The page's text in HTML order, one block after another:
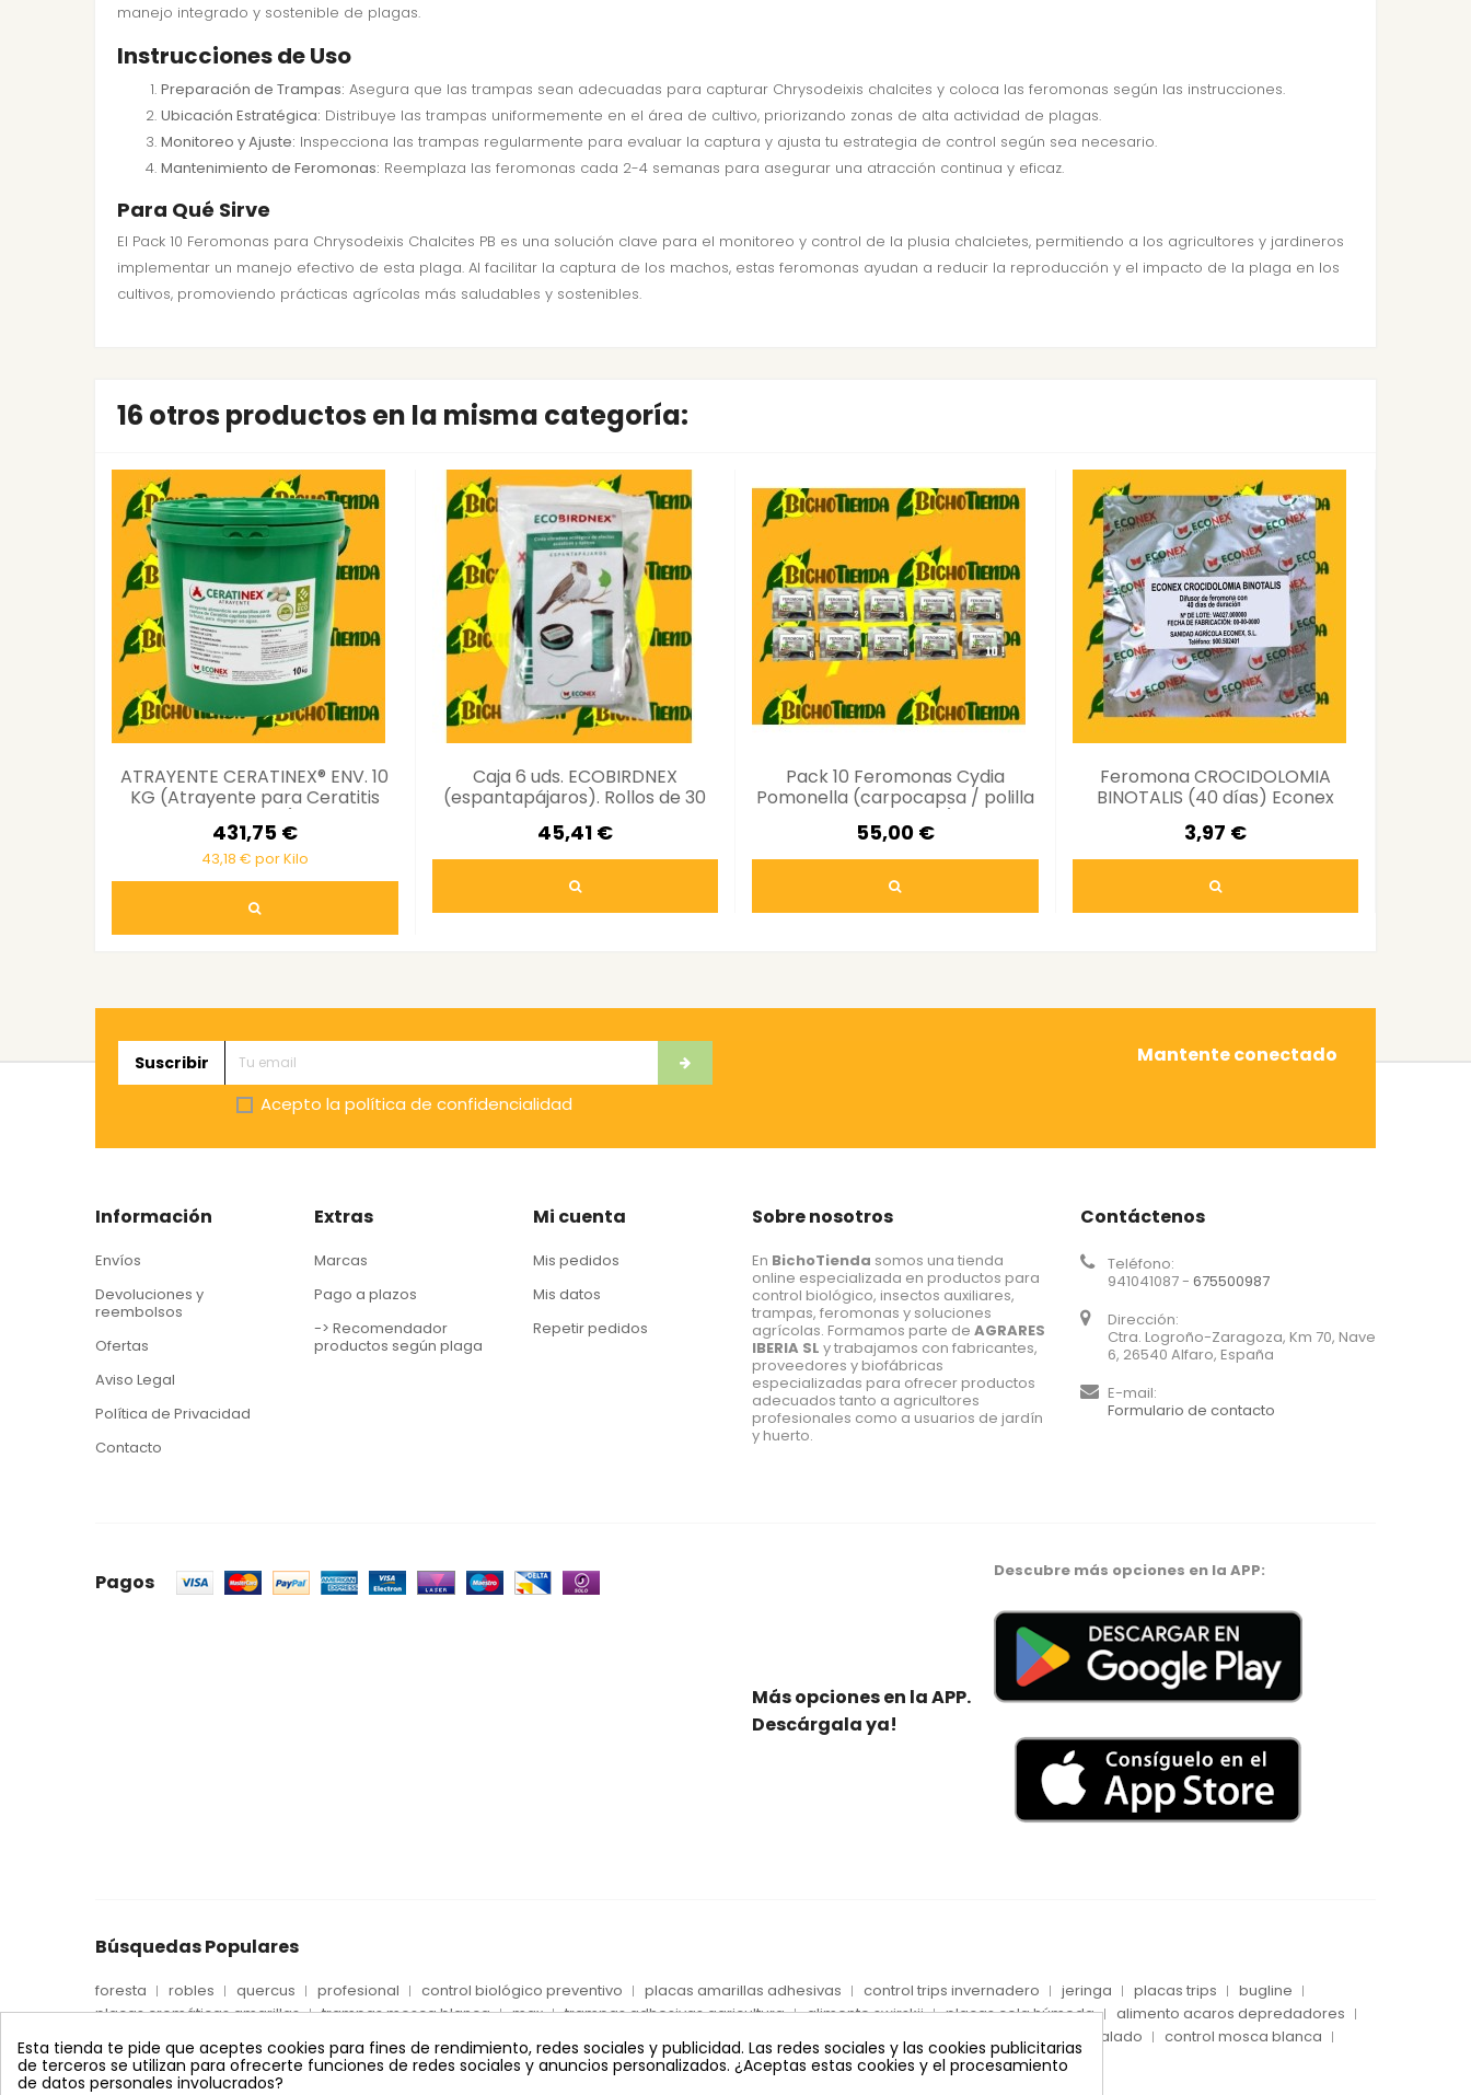
manejo integrado y sostenible de plagas.
Instrucciones de Uso
Preparación de Trampas: Asegura que las trampas sean adecuadas para capturar Chrysodeixis chalcites y coloca las feromonas según las instrucciones.
Ubicación Estratégica: Distribuye las trampas uniformemente en el área de cultivo, priorizando zonas de alta actividad de plagas.
Monitoreo y Ajuste: Inspecciona las trampas regularmente para evaluar la captura y ajusta tu estrategia de control según sea necesario.
Mantenimiento de Feromonas: Reemplaza las feromonas cada 2-4 semanas para asegurar una atracción continua y eficaz.
Para Qué Sirve
El Pack 10 Feromonas para Chrysodeixis Chalcites PB es una solución clave para el monitoreo y control de la plusia chalcietes, permitiendo a los agricultores y jardineros
implementar un manejo efectivo de esta plaga. Al facilitar la captura de los machos, estas feromonas ayudan a reducir la reproducción y el impacto de la plaga en los
cultivos, promoviendo prácticas agrícolas más saludables y sostenibles.
16 otros productos en la misma categoría:
ATRAYENTE CERATINEX® ENV. 10
KG (Atrayente para Ceratitis
capitata)
431,75 €
43,18 € por Kilo
Caja 6 uds. ECOBIRDNEX
(espantapájaros). Rollos de 30
45,41 €
Pack 10 Feromonas Cydia
Pomonella (carpocapsa / polilla
del manzano)
55,00 €
Feromona CROCIDOLOMIA
BINOTALIS (40 días) Econex
3,97 €
Suscribir
Acepto la política de confidencialidad
Mantente conectado
Información
Envíos
Devoluciones y
reembolsos
Ofertas
Aviso Legal
Política de Privacidad
Contacto
Extras
Marcas
Pago a plazos
-> Recomendador
productos según plaga
Mi cuenta
Mis pedidos
Mis datos
Repetir pedidos
Sobre nosotros
En BichoTienda somos una tienda
online especializada en productos para
control biológico, insectos auxiliares,
trampas, feromonas y soluciones
agrícolas. Formamos parte de AGRARES
IBERIA SL y trabajamos con fabricantes,
proveedores y biofábricas
especializadas para ofrecer productos
adecuados tanto a agricultores
profesionales como a usuarios de jardín
y huerto.
Contáctenos
Teléfono:
941041087 - 675500987
Dirección:
Ctra. Logroño-Zaragoza, Km 70, Nave
6, 26540 Alfaro, España
E-mail:
Formulario de contacto
Pagos
Más opciones en la APP.
Descárgala ya!
Descubre más opciones en la APP:
Búsquedas Populares
foresta robles quercus profesional control biológico preventivo placas amarillas adhesivas control trips invernadero jeringa placas trips
bugline
placas cromáticas amarillas
trampas mosca blanca max trampas adhesivas agricultura alimento swirskii placas cola húmeda
alimento acaros depredadores
captura pulgón alado
control mosca blanca
placas azules adhesivas
placas esciáridas
Esta tienda te pide que aceptes cookies para fines de rendimiento, redes sociales y publicidad. Las redes sociales y las cookies publicitarias
de terceros se utilizan para ofrecerte funciones de redes sociales y anuncios personalizados. ¿Aceptas estas cookies y el procesamiento
de datos personales involucrados?